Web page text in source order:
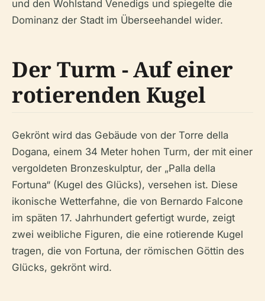
und den Wohlstand Venedigs und spiegelte die
Dominanz der Stadt im Überseehandel wider.
Der Turm - Auf einer
rotierenden Kugel
Gekrönt wird das Gebäude von der Torre della
Dogana, einem 34 Meter hohen Turm, der mit einer
vergoldeten Bronzeskulptur, der „Palla della
Fortuna“ (Kugel des Glücks), versehen ist. Diese
ikonische Wetterfahne, die von Bernardo Falcone
im späten 17. Jahrhundert gefertigt wurde, zeigt
zwei weibliche Figuren, die eine rotierende Kugel
tragen, die von Fortuna, der römischen Göttin des
Glücks, gekrönt wird.